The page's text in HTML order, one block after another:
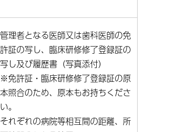
管理者となる医師又は歯科医師の免
許証の写し、臨床研修修了登録証の
写し及び履歴書（写真添付）
※免許証・臨床研修修了登録証の原
本照合のため、原本もお持ちくださ
い。
それぞれの病院等相互間の距離、所